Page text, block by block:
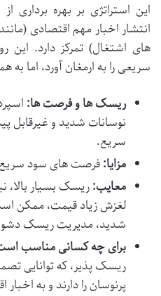
این استراتژی بر بهره برداری
انتشار اخبار مهم اقتصادی
های اشتغال) تمرکز دارد. این
سریعی را به ارمغان آورد، اما
ریسک ها و فرصت ها:
نوسانات شدید و غیرقابل
سریع.
مزایا:فرصت های سود
معایب:ریسک بسیار بالا،
لغزش زیاد قیمت، ممکن
شدید، مدیریت ریسک
برای چه کسانی مناسب
ریسک پذیر، که توانایی
پرنوسان را دارند و به